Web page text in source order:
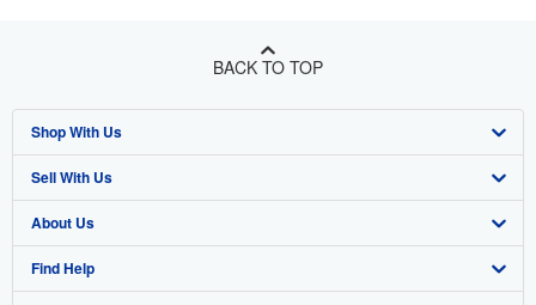
BACK TO TOP
Shop With Us
Advanced Search
Browse Collections
My Account
Sell With Us
Start Selling
Join Our Affiliate Program
About Us
About AbeBooks
Find Help